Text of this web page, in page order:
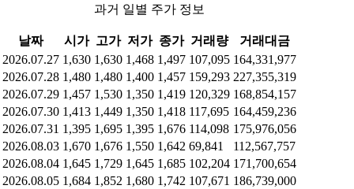
과거 일별 주가 정보
날짜 시가 고가 저가 종가 거래량
거래대금
2026.07.27 1,630 1,630 1,468 1,497 107,095 164,331,977
2026.07.28 1,480 1,480 1,400 1,457 159,293 227,355,319
2026.07.29 1,457 1,530 1,350 1,419 120,329 168,854,157
2026.07.30 1,413 1,449 1,350 1,418 117,695 164,459,236
2026.07.31 1,395 1,695 1,395 1,676 114,098 175,976,056
2026.08.03 1,670 1,676 1,550 1,642 69,841
112,567,757
2026.08.04 1,645 1,729 1,645 1,685 102,204 171,700,654
2026.08.05 1,684 1,852 1,680 1,742 107,671 186,739,000